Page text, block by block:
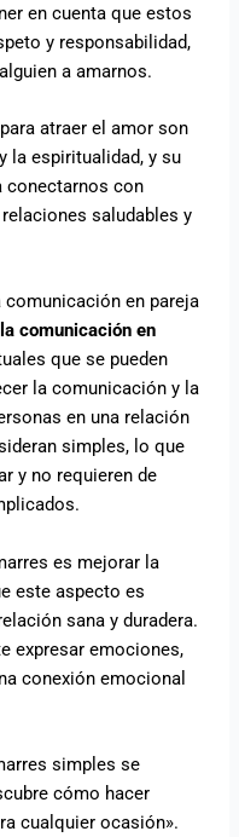
en cuenta que estos
y responsabilidad,
a amarnos.
atraer el amor son
la espiritualidad, y su
conectarnos con
saludables y
en pareja
comunicación en
que se pueden
la comunicación y la
en una relación
simples, lo que
y no requieren de
es mejorar la
este aspecto es
sana y duradera.
expresar emociones,
conexión emocional
simples se
cómo hacer
cualquier ocasión».